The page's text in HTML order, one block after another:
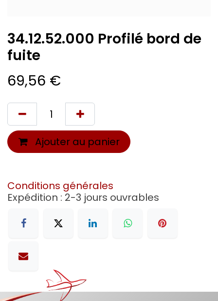
34.12.52.000 Profilé bord de
fuite
69,56 €
Ajouter au panier
Conditions générales
Expédition : 2-3 jours ouvrables